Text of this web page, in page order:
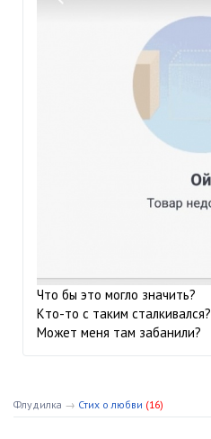
Что бы это могло значить?
Кто-то с таким сталкивался?
Может меня там забанили?
Флудилка → Стих о любви (16)